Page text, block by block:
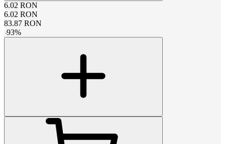
6.02 RON
6.02 RON
83.87 RON
-93%